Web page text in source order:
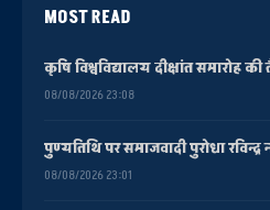
MOST READ
कृषि विश्वविद्यालय दीक्षांत समारोह
08/08/2026 23:08
पुण्यतिथि पर समाजवादी पुरोधा रविन्द्र
08/08/2026 23:01